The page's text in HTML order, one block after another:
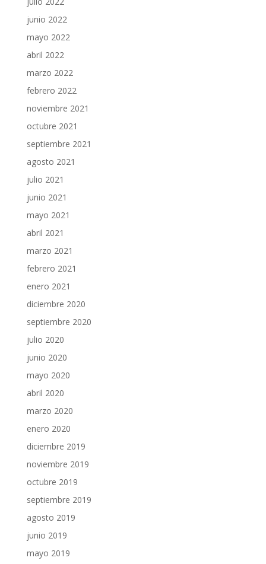
junio 2022
mayo 2022
abril 2022
marzo 2022
febrero 2022
noviembre 2021
octubre 2021
septiembre 2021
agosto 2021
julio 2021
junio 2021
mayo 2021
abril 2021
marzo 2021
febrero 2021
enero 2021
diciembre 2020
septiembre 2020
julio 2020
junio 2020
mayo 2020
abril 2020
marzo 2020
enero 2020
diciembre 2019
noviembre 2019
octubre 2019
septiembre 2019
agosto 2019
junio 2019
mayo 2019